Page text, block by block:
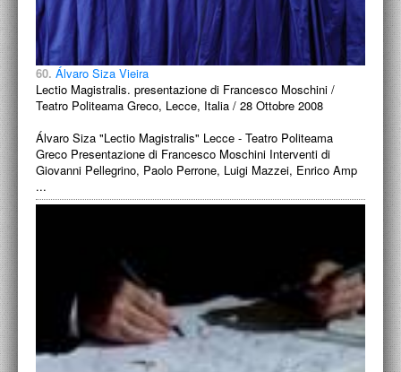
60. Álvaro Siza Vieira
Lectio Magistralis. presentazione di Francesco Moschini /
Teatro Politeama Greco, Lecce, Italia / 28 Ottobre 2008
Álvaro Siza "Lectio Magistralis" Lecce - Teatro Politeama
Greco Presentazione di Francesco Moschini Interventi di
Giovanni Pellegrino, Paolo Perrone, Luigi Mazzei, Enrico Amp
...